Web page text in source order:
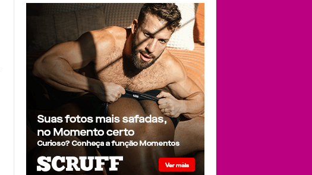
espanhol viram
assunto na web por
fotos “românticas”
em iate
Presença de
Shangela faz estrelas
de RuPaul’s Drag
Race abandonarem
festa de aniversário
de Kennedy
Davenport